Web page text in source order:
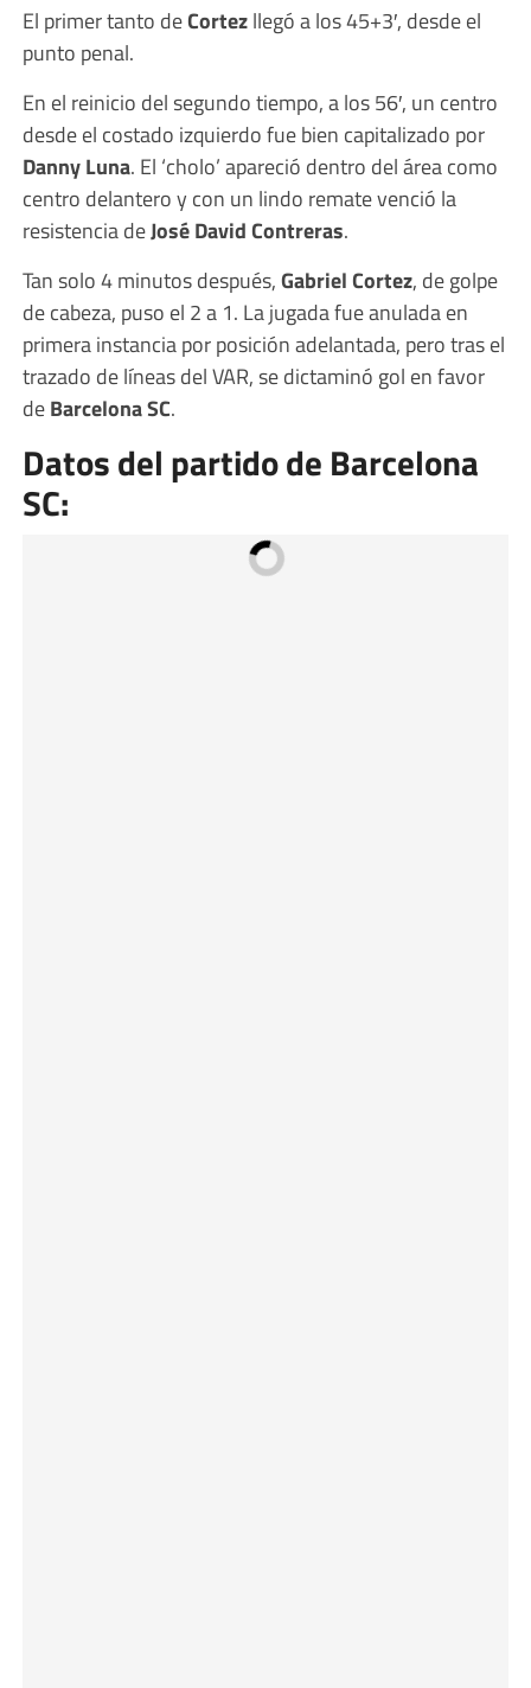
El primer tanto deCortezllegó a los 45+3′, desde el
punto penal.
En el reinicio del segundo tiempo, a los 56′, un centro
desde el costado izquierdo fue bien capitalizado por
Danny Luna. El ‘cholo’ apareció dentro del área como
centro delantero y con un lindo remate venció la
resistencia deJosé David Contreras.
Tan solo 4 minutos después,Gabriel Cortez, de golpe
de cabeza, puso el 2 a 1. La jugada fue anulada en
primera instancia por posición adelantada, pero tras el
trazado de líneas del VAR, se dictaminó gol en favor
deBarcelona SC.
Datos del partido de Barcelona
SC: